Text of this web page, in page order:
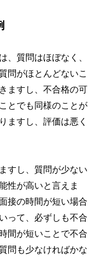
、質問はほぼなく、
問がほとんどないこ
ますし、不合格の可
とでも同様のことが
ますし、評価は悪く
すし、質問が少ない
性が高いと言えま
接の時間が短い場合
って、必ずしも不合
間が短いことで不合
問も少なければかな